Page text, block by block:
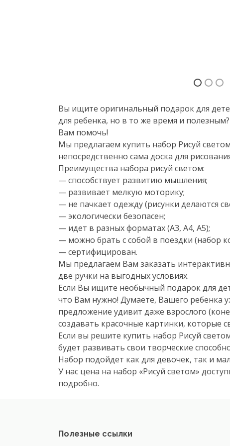
Вы ищите оригинальный подарок для
для ребенка, но в то же время и
Вам помочь!
Мы предлагаем купить набор Рисуй
непосредственно сама доска для
Преимущества набора рисуй светом:
— способствует развитию мышления;
— развивает мелкую моторику;
— не пачкает одежду (рисунки делаются
— экологически безопасен;
— идет в разных форматах (А3, А4, А5);
— можно брать с собой в поездки (набор
— сертифицирован.
Мы предлагаем Вам заказать
две ручки на выгодных условиях.
Если Вы ищите необычный подарок для
что Вам нужно! Думаете, Вашего ребенка
предложение удивит даже взрослого
создавать красочные картинки, которые
Если вы решите купить набор Рисуй
будет развивать свои творческие
Набор подойдет как для девочек, так и
У нас цена на набор «Рисуй светом»
подробно.
Полезные ссылки